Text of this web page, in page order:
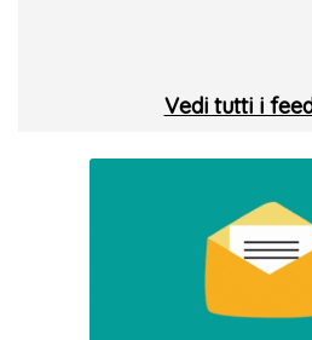
Vedi tutti i